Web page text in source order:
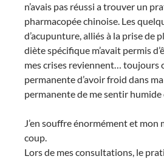
n’avais pas réussi a trouver un
pharmacopée chinoise. Les
d’acupunture, alliés à la prise de
diète spécifique m’avait permis
mes crises reviennent… toujours
permanente d’avoir froid dans
permanente de me sentir
J’en souffre énormément et mon
coup.
Lors de mes consultations, le